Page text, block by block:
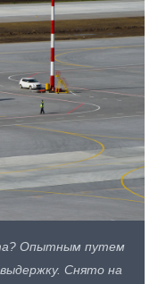
Опытным путем
Снято на